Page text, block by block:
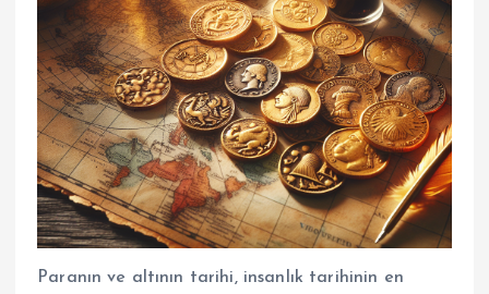
Paranın ve altının tarihi, insanlık tarihinin en